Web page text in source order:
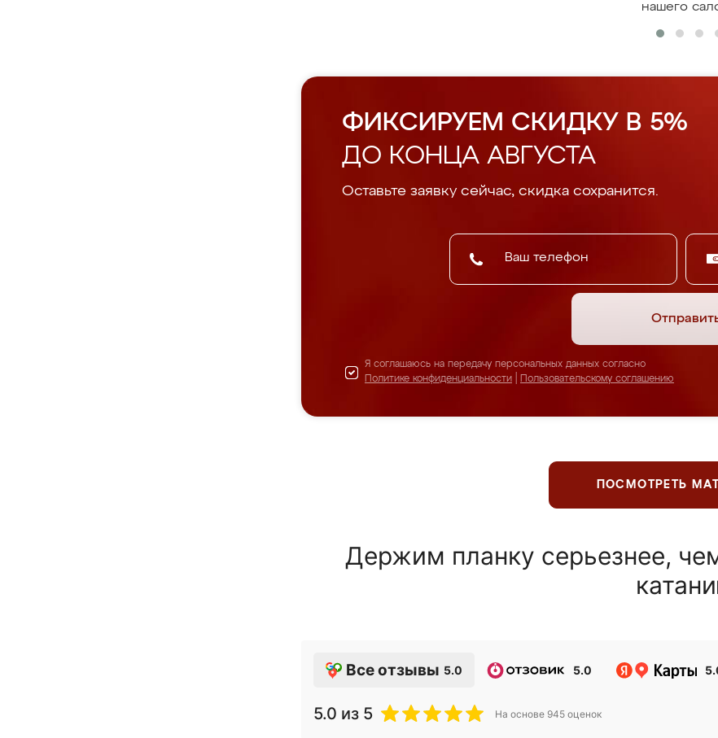
нашего
ФИКСИРУЕМ СКИДКУ В 5%
ДО КОНЦА АВГУСТА
Оставьте заявку сейчас, скидка сохранится.
Я соглашаюсь на передачу персональных данных согласно
Политике конфиденциальности
Пользовательскому соглашению
ПОСМОТРЕТЬ
Держим планку серьезнее,
Все отзывы 5.0 5.0
5.0 из 5 На основе 945 оценок